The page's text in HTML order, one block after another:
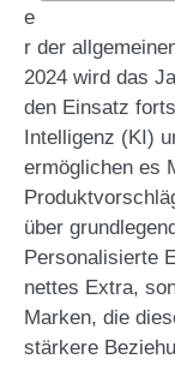
e
r der
2024 wird das
den Einsatz
Intelligenz (KI)
ermöglichen es
über
Personalisierte
nettes Extra,
Marken, die
stärkere